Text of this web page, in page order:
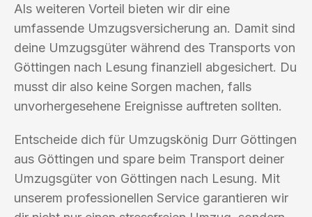
Als weiteren Vorteil bieten wir dir eine
umfassende Umzugsversicherung an. Damit sind
deine Umzugsgüter während des Transports von
Göttingen nach Lesung finanziell abgesichert. Du
musst dir also keine Sorgen machen, falls
unvorhergesehene Ereignisse auftreten sollten.
Entscheide dich für Umzugskönig Durr Göttingen
aus Göttingen und spare beim Transport deiner
Umzugsgüter von Göttingen nach Lesung. Mit
unserem professionellen Service garantieren wir